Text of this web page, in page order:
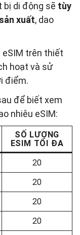
bị di động sẽ tùy
xuất, dao
trên thiết
hoạt và sử
điểm.
để biết xem
nhiêu eSIM:
SỐ LƯỢNG
ESIM TỐI ĐA
20
20
20
20